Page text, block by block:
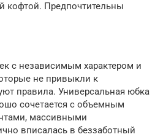
кофтой. Предпочтительны
с независимым характером и
не привыкли к
правила. Универсальная юбка
сочетается с объемным
массивными
вписалась в беззаботный